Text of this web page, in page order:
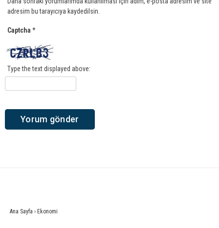
adresim bu tarayıcıya kaydedilsin.
Captcha *
Type the text displayed above:
Ana Sayfa › Ekonomi